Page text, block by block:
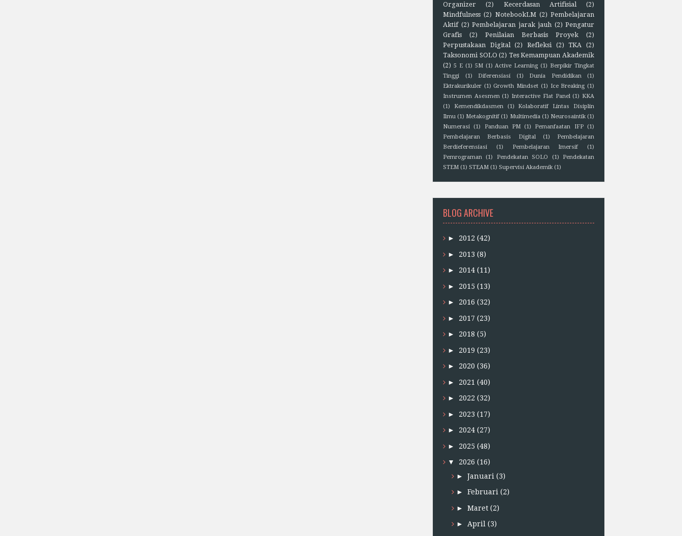
Organizer
(2) Kecerdasan Artifisial
(2)
Mindfulness (2) NotebookLM (2) Pembelajaran
Aktif (2) Pembelajaran jarak jauh (2) Pengatur
Grafis
(2) Penilaian Berbasis Proyek
(2)
Perpustakaan Digital (2) Refleksi (2) TKA
(2)
Taksonomi SOLO (2) Tes Kemampuan Akademik
(2) 5 E (1) 5M (1) Active Learning (1) Berpikir Tingkat
Tinggi
(1) Diferensiasi (1) Dunia Pendidikan
(1)
Ektrakurikuler (1) Growth Mindset (1) Ice Breaking (1)
Instrumen Asesmen (1) Interactive Flat Panel (1) KKA
(1)
Kemendikdasmen (1)
Kolaboratif Lintas Disiplin
Ilmu (1) Metakognitif (1) Multimedia (1) Neurosaintik (1)
Numerasi
(1) Panduan PM (1) Pemanfaatan IFP
(1)
Pembelajaran Berbasis Digital
(1)
Pembelajaran
Berdieferensiasi
(1) Pembelajaran Imersif
(1)
Pemrograman
(1) Pendekatan SOLO (1)
Pendekatan
STEM (1) STEAM (1) Supervisi Akademik (1)
BLOG ARCHIVE
► 2012 (42)
► 2013 (8)
► 2014 (11)
► 2015 (13)
► 2016 (32)
► 2017 (23)
► 2018 (5)
► 2019 (23)
► 2020 (36)
► 2021 (40)
► 2022 (32)
► 2023 (17)
► 2024 (27)
► 2025 (48)
▼
2026 (16)
► Januari (3)
► Februari (2)
► Maret (2)
► April (3)